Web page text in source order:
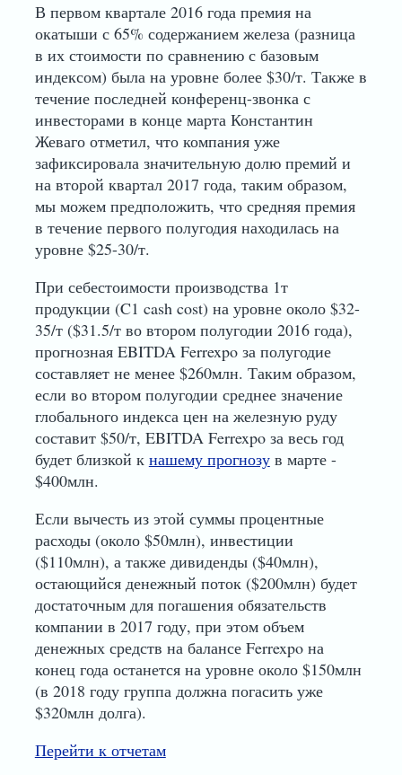
В первом квартале 2016 года премия на
окатыши с 65% содержанием железа (разница
в их стоимости по сравнению с базовым
индексом) была на уровне более $30/т. Также в
течение последней конференц-звонка с
инвесторами в конце марта Константин
Жеваго отметил, что компания уже
зафиксировала значительную долю премий и
на второй квартал 2017 года, таким образом,
мы можем предположить, что средняя премия
в течение первого полугодия находилась на
уровне $25-30/т.
При себестоимости производства 1т
продукции (C1 cash cost) на уровне около $32-
35/т ($31.5/т во втором полугодии 2016 года),
прогнозная EBITDA Ferrexpo за полугодие
составляет не менее $260млн. Таким образом,
если во втором полугодии среднее значение
глобального индекса цен на железную руду
составит $50/т, EBITDA Ferrexpo за весь год
будет близкой к нашему прогнозув марте -
$400млн.
Если вычесть из этой суммы процентные
расходы (около $50млн), инвестиции
($110млн), а также дивиденды ($40млн),
остающийся денежный поток ($200млн) будет
достаточным для погашения обязательств
компании в 2017 году, при этом объем
денежных средств на балансе Ferrexpo на
конец года останется на уровне около $150млн
(в 2018 году группа должна погасить уже
$320млн долга).
Перейти к отчетам